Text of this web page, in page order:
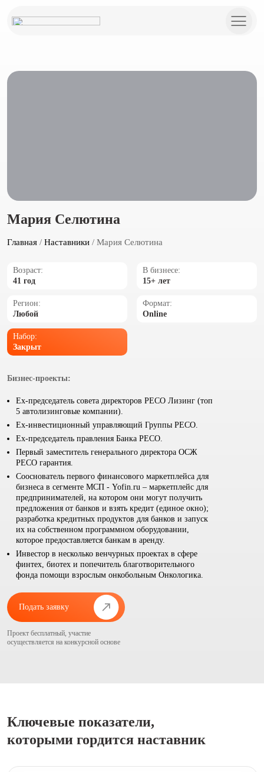
Мария Селютина
Главная / Наставники / Мария Селютина
Возраст:
41 год
В бизнесе:
15+ лет
Регион:
Любой
Формат:
Online
Набор:
Закрыт
Бизнес-проекты:
Ex-председатель совета директоров РЕСО Лизинг (топ
5 автолизинговые компании).
Ех-инвестиционный управляющий Группы РЕСО.
Ех-председатель правления Банка РЕСО.
Первый заместитель генерального директора ОСЖ
РЕСО гарантия.
Сооснователь первого финансового маркетплейса для
бизнеса в сегменте МСП - Yofin.ru – маркетплейс для
предпринимателей, на котором они могут получить
предложения от банков и взять кредит (единое окно);
разработка кредитных продуктов для банков и запуск
их на собственном программном оборудовании,
которое предоставляется банкам в аренду.
Инвестор в несколько венчурных проектах в сфере
финтех, биотех и попечитель благотворительного
фонда помощи взрослым онкобольным Онкологика.
Подать заявку
Проект бесплатный, участие
осуществляется на конкурсной основе
Ключевые показатели,
которыми гордится наставник